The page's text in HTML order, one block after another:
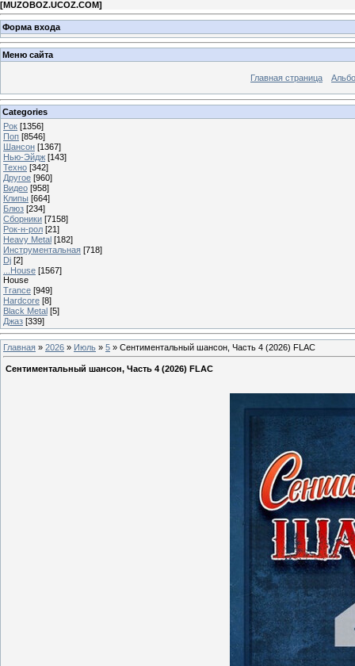
[MUZOBOZ.UCOZ.COM]
Форма входа
Меню сайта
Главная страница
Categories
Рок [1356]
Поп [8546]
Шансон [1367]
Нью-Эйдж [143]
Техно [342]
Другое [960]
Видео [958]
Клипы [664]
Блюз [234]
Сборники [7158]
Рок-н-рол [21]
Heavy Metal [182]
Инструментальная [718]
Dj [2]
...House [1567]
House
Trance [949]
Hardcore [8]
Black Metal [5]
Джаз [339]
Главная » 2026 » Июль » 5 » Сентиментальный шансон, Часть 4 (2026) FLAC
Сентиментальный шансон, Часть 4 (2026) FLAC